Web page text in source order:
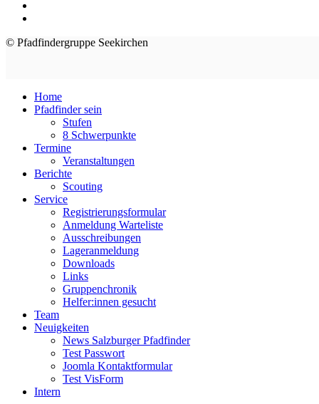
© Pfadfindergruppe Seekirchen
Home
Pfadfinder sein
Stufen
8 Schwerpunkte
Termine
Veranstaltungen
Berichte
Scouting
Service
Registrierungsformular
Anmeldung Warteliste
Ausschreibungen
Lageranmeldung
Downloads
Links
Gruppenchronik
Helfer:innen gesucht
Team
Neuigkeiten
News Salzburger Pfadfinder
Test Passwort
Joomla Kontaktformular
Test VisForm
Intern